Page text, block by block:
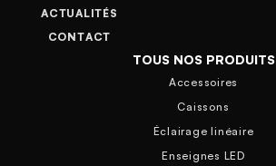
ACTUALITÉS
CONTACT
TOUS NOS PRODUITS
Accessoires
Caissons
Éclairage linéaire
Enseignes LED